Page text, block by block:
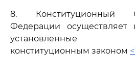
8. Конституционный
Федерации
установленные
конституционным законом